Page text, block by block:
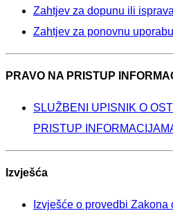
Zahtjev za dopunu ili
Zahtjev za ponovnu
PRAVO NA PRISTUP
SLUŽBENI UPISNIK O
PRISTUP
Izvješća
Izvješće o provedbi Zakona